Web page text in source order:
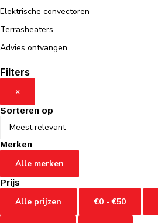
Elektrische convectoren
Terrasheaters
Advies ontvangen
Filters
×
Sorteren op
Merken
Alle merken
Prijs
Alle prijzen €0 - €50